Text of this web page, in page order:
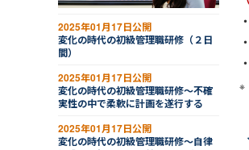
2025年01月17日公開
変化の時代の初級管理職研修（２日
間）
2025年01月17日公開
変化の時代の初級管理職研修～不確
実性の中で柔軟に計画を遂行する
2025年01月17日公開
変化の時代の初級管理職研修～自律